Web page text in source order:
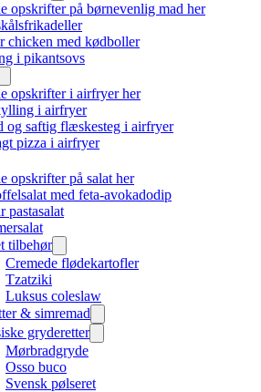
opskrifter på børnevenlig mad her
chicken med kødboller
i pikantsovs
opskrifter i airfryer her
i airfryer
og saftig flæskesteg i airfryer
pizza i airfryer
opskrifter på salat her
med feta-avokadodip
pastasalat
tilbehør
Cremede flødekartofler
Tzatziki
Luksus coleslaw
& simremad
gryderetter
Mørbradgryde
Osso buco
Svensk pølseret